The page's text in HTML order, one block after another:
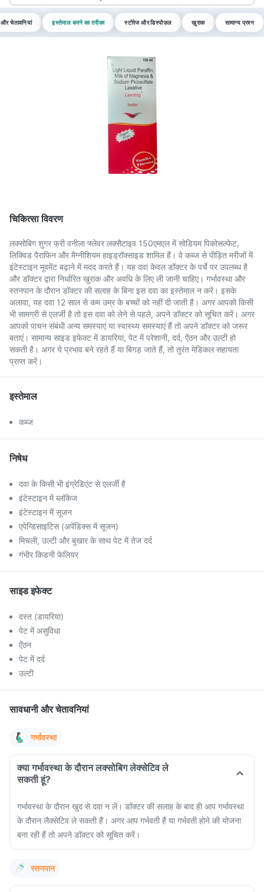
और चेतावनियां इस्तेमाल करने का तरीका स्टोरेज और डिस्पोज़ल खुराक सामान्य प्रश्न
चिकित्सा विवरण
लक्सोबिग शुगर फ्री वनीला फ्लेवर लक्सैटाइव 150एमएल में सोडियम पिकोसल्फेट,
लिक्विड पैराफिन और मैग्नीशियम हाइड्रॉक्साइड शामिल हैं। वे कब्ज से पीड़ित मरीजों में
इंटेस्टाइन मूवमेंट बढ़ाने में मदद करते हैं। यह दवा केवल डॉक्टर के पर्चे पर उपलब्ध है
और डॉक्टर द्वारा निर्धारित खुराक और अवधि के लिए ली जानी चाहिए। गर्भावस्था और
स्तनपान के दौरान डॉक्टर की सलाह के बिना इस दवा का इस्तेमाल न करें। इसके
अलावा, यह दवा 12 साल से कम उम्र के बच्चों को नहीं दी जाती है। अगर आपको किसी
भी सामग्री से एलर्जी है तो इस दवा को लेने से पहले, अपने डॉक्टर को सूचित करें। अगर
आपको पाचन संबंधी अन्य समस्याएं या स्वास्थ्य समस्याएं हैं तो अपने डॉक्टर को जरूर
बताएं। सामान्य साइड इफेक्ट में डायरिया, पेट में परेशानी, दर्द, ऐंठन और उल्टी हो
सकती है। अगर ये प्रभाव बने रहते हैं या बिगड़ जाते हैं, तो तुरंत मेडिकल सहायता
प्राप्त करें।
इस्तेमाल
कब्ज
निषेध
दवा के किसी भी इंग्रेडिएंट से एलर्जी है
इंटेस्टाइन में ब्लॉकेज
इंटेस्टाइन में सूजन
एपेन्डिसाइटिस (अपेंडिक्स में सूजन)
मिचली, उल्टी और बुखार के साथ पेट में तेज दर्द
गंभीर किडनी फेलियर
साइड इफेक्ट
दस्त (डायरिया)
पेट में असुविधा
ऐंठन
पेट में दर्द
उल्टी
सावधानी और चेतावनियां
गर्भावस्था
क्या गर्भावस्था के दौरान लक्सोबिग लेक्सेटिव ले
सकती हूं?
गर्भावस्था के दौरान खुद से दवा न लें। डॉक्टर की सलाह के बाद ही आप गर्भावस्था
के दौरान लैक्सेटिव ले सकती हैं। अगर आप गर्भवती हैं या गर्भवती होने की योजना
बना रही हैं तो अपने डॉक्टर को सूचित करें।
स्तनपान